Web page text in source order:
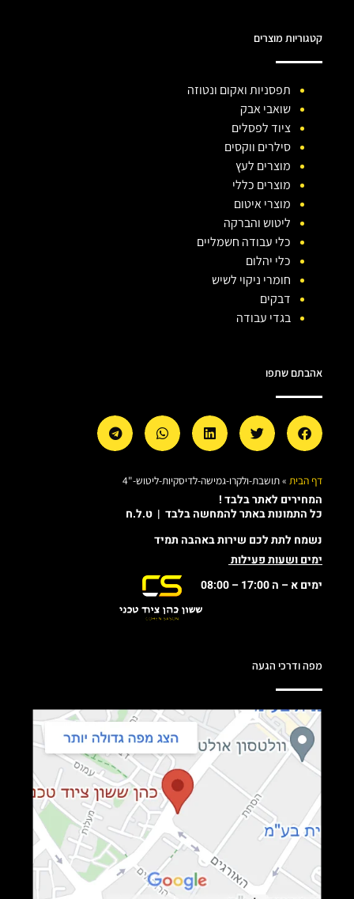
קטגוריות מוצרים
תפסניות ואקום ונטוזה
שואבי אבק
ציוד לפסלים
סילרים ווקסים
מוצרים לעץ
מוצרים כללי
מוצרי איטום
ליטוש והברקה
כלי עבודה חשמליים
כלי יהלום
חומרי ניקוי לשיש
דבקים
בגדי עבודה
אהבתם שתפו
דף הבית »תושבת-ולקרו-גמישה-לדיסקיות-ליטוש-"4
המחירים לאתר בלבד !
כל התמונות באתר להמחשה בלבד | ט.ל.ח
נשמח לתת לכם שירות באהבה תמיד
ימים ושעות פעילות
ימים א – ה 17:00 – 08:00
מפה ודרכי הגעה